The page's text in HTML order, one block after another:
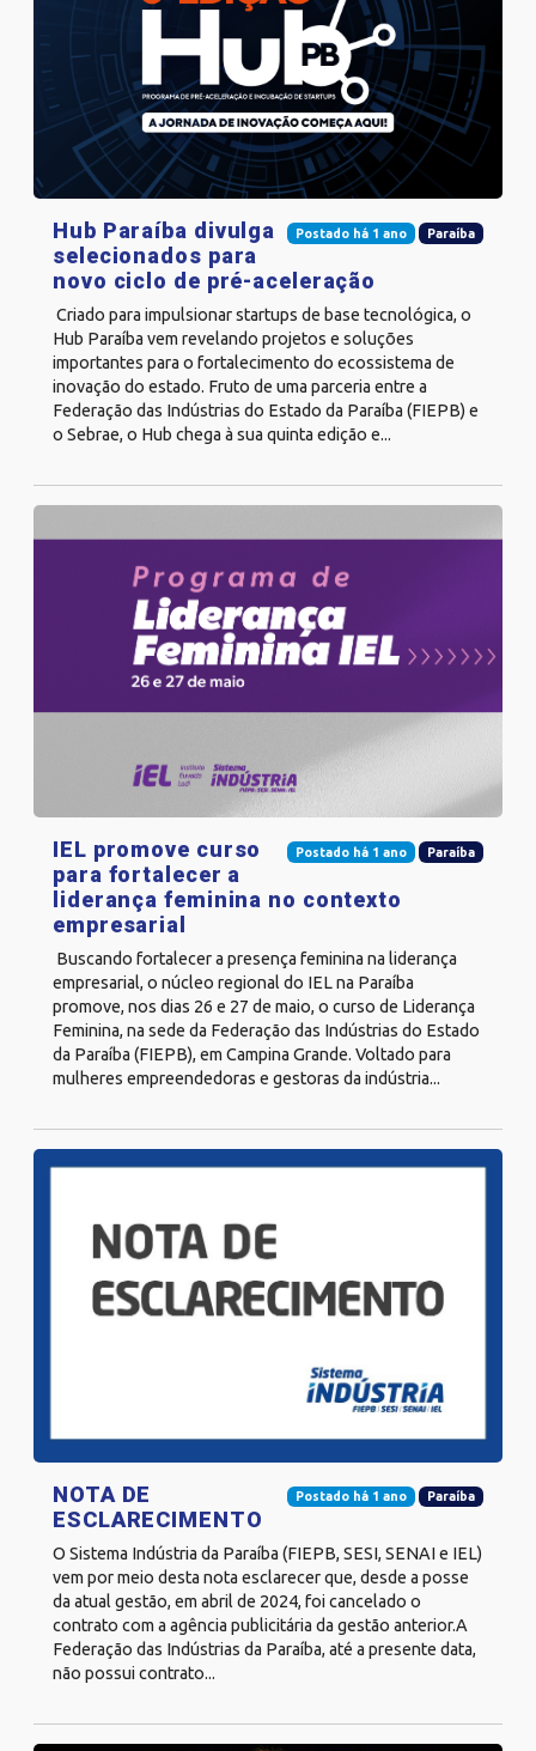
Postado há 1 ano Paraíba
Hub Paraíba divulga
selecionados para
novo ciclo de pré-aceleração
Criado para impulsionar startups de base tecnológica, o
Hub Paraíba vem revelando projetos e soluções
importantes para o fortalecimento do ecossistema de
inovação do estado. Fruto de uma parceria entre a
Federação das Indústrias do Estado da Paraíba (FIEPB) e
o Sebrae, o Hub chega à sua quinta edição e...
Postado há 1 ano Paraíba
IEL promove curso
para fortalecer a
liderança feminina no contexto
empresarial
Buscando fortalecer a presença feminina na liderança
empresarial, o núcleo regional do IEL na Paraíba
promove, nos dias 26 e 27 de maio, o curso de Liderança
Feminina, na sede da Federação das Indústrias do Estado
da Paraíba (FIEPB), em Campina Grande. Voltado para
mulheres empreendedoras e gestoras da indústria...
Postado há 1 ano Paraíba
NOTA DE
ESCLARECIMENTO
O Sistema Indústria da Paraíba (FIEPB, SESI, SENAI e IEL)
vem por meio desta nota esclarecer que, desde a posse
da atual gestão, em abril de 2024, foi cancelado o
contrato com a agência publicitária da gestão anterior.A
Federação das Indústrias da Paraíba, até a presente data,
não possui contrato...